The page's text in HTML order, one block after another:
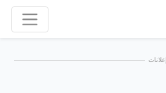
إعلانات